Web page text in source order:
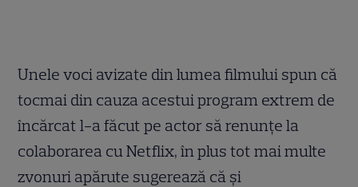
Unele voci avizate din lumea filmului spun că
tocmai din cauza acestui program extrem de
încărcat l-a făcut pe actor să renunțe la
colaborarea cu Netflix, în plus tot mai multe
zvonuri apărute sugerează că și